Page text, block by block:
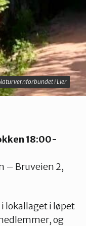
i Lier
i Lier
18:00-
– Bruveien 2,
lokallaget i løpet
og